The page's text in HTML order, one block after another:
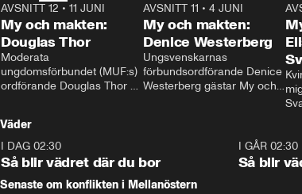
26:27
AVSNITT 12 • 11 JUNI
My och makten:
Douglas Thor
Moderata
ungdomsförbundet (MUF:s)
ordförande Douglas Thor
tonårsutvisningarna och hur
Moderaterna ska locka
väljare till valet i höst.
23:40
AVSNITT 11 •4 JUNI
My och makten:
Denice Westerberg
Ungsvenskarnas
förbundsordförande Denice
Westerberg gästar My och
Väder
I DAG 02:30
Så blir vädret där du bor
I GÅR 02:30
Så blir
Senaste om konflikten i Mellanöstern